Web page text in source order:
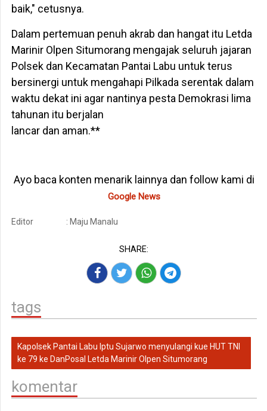
baik," cetusnya.
Dalam pertemuan penuh akrab dan hangat itu Letda
Marinir Olpen Situmorang mengajak seluruh jajaran
Polsek dan Kecamatan Pantai Labu untuk terus
bersinergi untuk mengahapi Pilkada serentak dalam
waktu dekat ini agar nantinya pesta Demokrasi lima
tahunan itu berjalan
lancar dan aman.**
Ayo baca konten menarik lainnya dan follow kami di
Google News
Editor : Maju Manalu
SHARE:
tags
Kapolsek Pantai Labu Iptu Sujarwo menyulangi kue HUT TNI
ke 79 ke DanPosal Letda Marinir Olpen Situmorang
komentar